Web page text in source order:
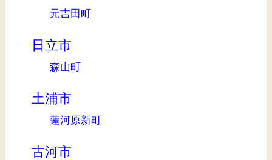
元吉田町
日立市
森山町
土浦市
蓮河原新町
古河市